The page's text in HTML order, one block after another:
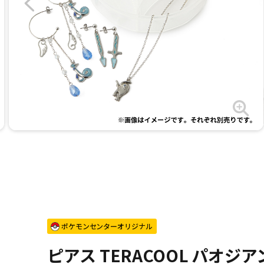
ポケモンセンターオリジナル
ピアス TERACOOL パオジア